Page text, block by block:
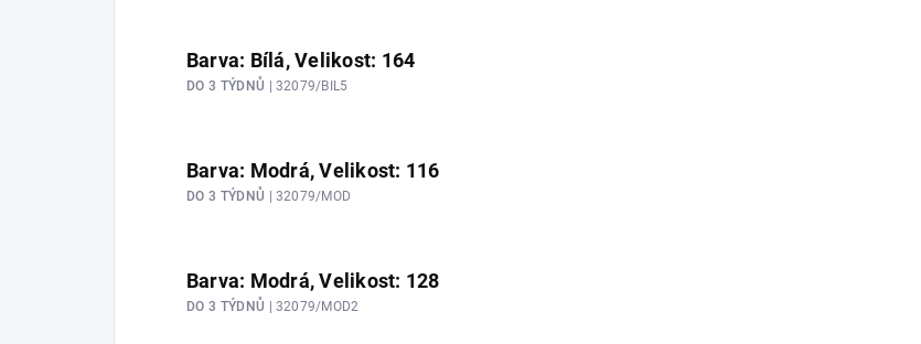
Barva: Bílá, Velikost: 164
DO 3 TÝDNŮ | 32079/BIL5
Barva: Modrá, Velikost: 116
DO 3 TÝDNŮ | 32079/MOD
Barva: Modrá, Velikost: 128
DO 3 TÝDNŮ | 32079/MOD2